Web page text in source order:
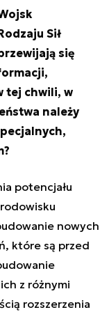
Sił
się
tej chwili, w
należy
potencjału
nowych
które są przed
z różnymi
rozszerzenia